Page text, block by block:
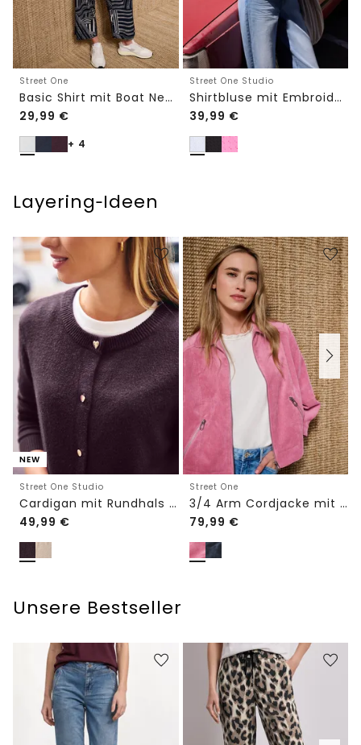
Street One
Basic Shirt mit Boat Neck und Elastikbund
29,99 €
+ 4
Street One Studio
Shirtbluse mit Embroidery-Front
39,99 €
Layering‑Ideen
NEW
Street One Studio
Cardigan mit Rundhals und Knöpfen
49,99 €
Street One
3/4 Arm Cordjacke mit Hemdkragen
79,99 €
Unsere Bestseller